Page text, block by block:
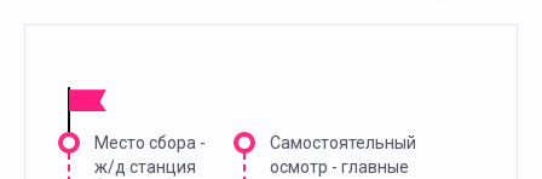
Место сбора -
ж/д станция
Самостоятельный
осмотр - главные